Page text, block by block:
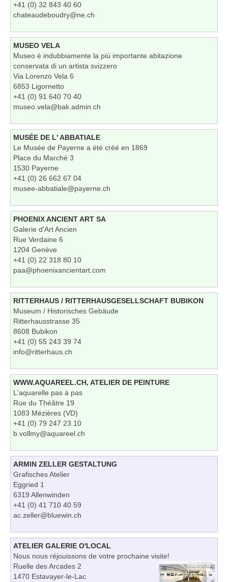
+41 (0) 32 843 40 60
chateaudeboudry@ne.ch
MUSEO VELA
Museo è indubbiamente la più importante abitazione
conservata di un artista svizzero
Via Lorenzo Vela 6
6853 Ligornetto
+41 (0) 91 640 70 40
museo.vela@bak.admin.ch
MUSÉE DE L' ABBATIALE
Le Musée de Payerne a été créé en 1869
Place du Marché 3
1530 Payerne
+41 (0) 26 662 67 04
musee-abbatiale@payerne.ch
PHOENIX ANCIENT ART SA
Galerie d'Art Ancien
Rue Verdaine 6
1204 Genève
+41 (0) 22 318 80 10
paa@phoenixancientart.com
RITTERHAUS / RITTERHAUSGESELLSCHAFT BUBIKON
Museum / Historisches Gebäude
Ritterhausstrasse 35
8608 Bubikon
+41 (0) 55 243 39 74
info@ritterhaus.ch
WWW.AQUAREEL.CH, ATELIER DE PEINTURE
L'aquarelle pas à pas
Rue du Théâtre 19
1083 Mézières (VD)
+41 (0) 79 247 23 10
b.vollmy@aquareel.ch
ARMIN ZELLER GESTALTUNG
Grafisches Atelier
Eggried 1
6319 Allenwinden
+41 (0) 41 710 40 59
ac.zeller@bluewin.ch
ATELIER GALERIE O'LOCAL
Nous nous réjouissons de votre prochaine visite!
Ruelle des Arcades 2
1470 Estavayer-le-Lac